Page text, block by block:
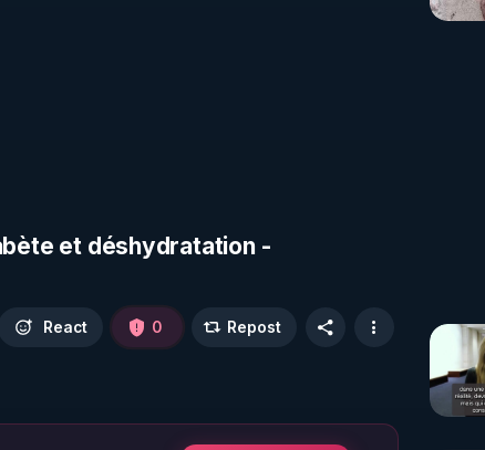
et déshydratation -
React 0 Repost